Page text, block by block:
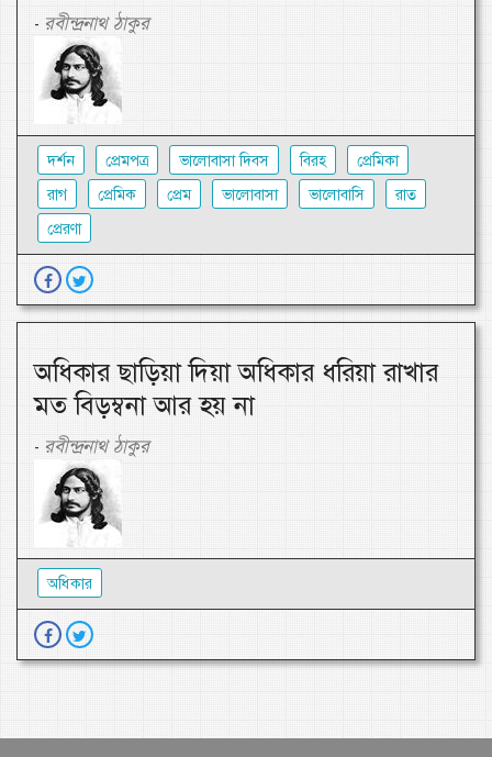
- রবীন্দ্রনাথ ঠাকুর
দর্শন প্রেমপত্র ভালোবাসা দিবস বিরহ
প্রেমিকা
রাগ
প্রেমিক প্রেম ভালোবাসা ভালোবাসি
রাত
প্রেরণা
অধিকার ছাড়িয়া দিয়া অধিকার ধরিয়া রাখার
মত বিড়ম্বনা আর হয় না
- রবীন্দ্রনাথ ঠাকুর
অধিকার